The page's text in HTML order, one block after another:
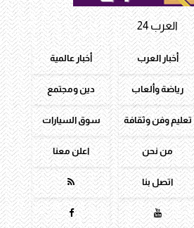
العرب 24
أخبار العرب أخبار عالمية
رياضة وألعاب دين ومجتمع
تعليم وفن وثقافة سوق السيارات
من نحن اعلن معنا
اتصل بنا 

